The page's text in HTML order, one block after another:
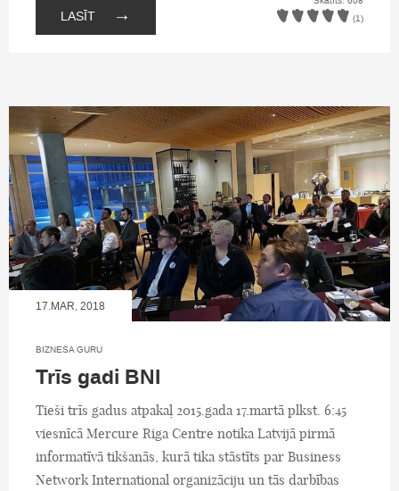
LASĪT →
(1)
17.MAR, 2018
BIZNESA GURU
Trīs gadi BNI
Tieši trīs gadus atpakaļ 2015.gada 17.martā plkst. 6:45
viesnīcā Mercure Riga Centre notika Latvijā pirmā
informatīvā tikšanās, kurā tika stāstīts par Business
Network International organizāciju un tās darbības